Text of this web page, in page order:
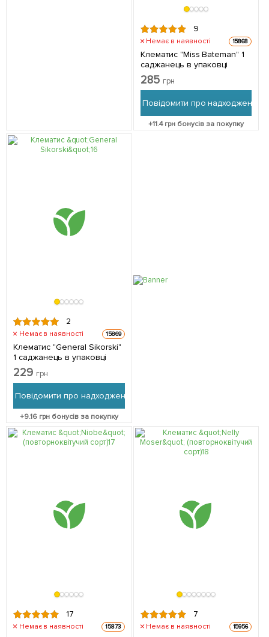
9
Немає в наявності 15868
Клематис "Miss Bateman" 1
саджанець в упаковці
285 грн
Повідомити про надходження
+11.4грн бонусів за покупку
2
Немає в наявності 15869
Клематис "General Sikorski"
1 саджанець в упаковці
229 грн
Повідомити про надходження
+9.16 грн бонусів за покупку
17
Немає в наявності 15873
7
Немає в наявності 15956